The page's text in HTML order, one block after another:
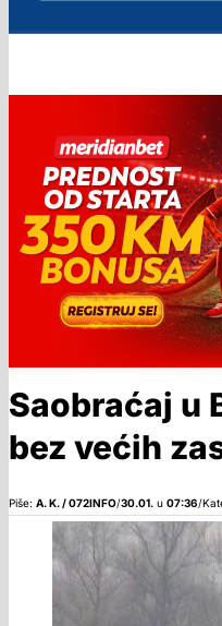
Saobraćaj u
bez većih
Piše: A. K. / 072INFO/30.01. u 07:36/